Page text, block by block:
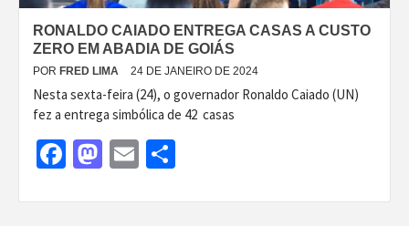
RONALDO CAIADO ENTREGA CASAS A CUSTO
ZERO EM ABADIA DE GOIÁS
POR FRED LIMA 24 DE JANEIRO DE 2024
Nesta sexta-feira (24), o governador Ronaldo Caiado (UN)
fez a entrega simbólica de 42 casas
Facebook
Mastodon
Email